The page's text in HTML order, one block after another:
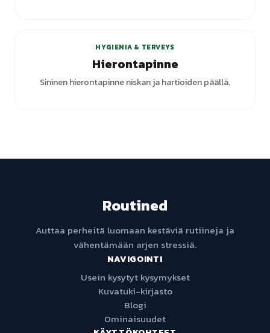
HYGIENIA & TERVEYS
Hierontapinne
Sininen hierontapinne niskan ja hartioiden päällä.
Routined
Auttaa perheitä luomaan kestäviä rutiineja ja
vähentämään arjen stressiä.
NAVIGOINTI
Usein kysytyt kysymykset
Kuvatuki-kirjasto
Blogi
Ominaisuudet